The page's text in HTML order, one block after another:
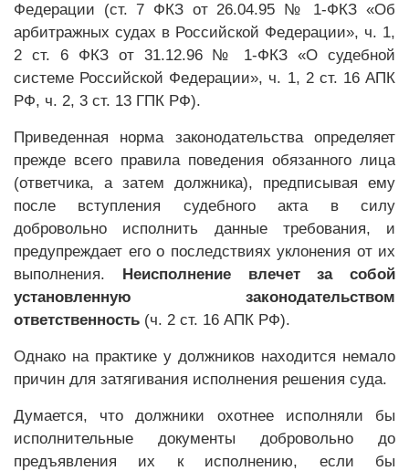
Федерации (ст. 7 ФКЗ от 26.04.95 № 1-ФКЗ «Об
арбитражных судах в Российской Федерации», ч. 1,
2 ст. 6 ФКЗ от 31.12.96 № 1-ФКЗ «О судебной
системе Российской Федерации», ч. 1, 2 ст. 16 АПК
РФ, ч. 2, 3 ст. 13 ГПК РФ).
Приведенная норма законодательства определяет
прежде всего правила поведения обязанного лица
(ответчика, а затем должника), предписывая ему
после вступления судебного акта в силу
добровольно исполнить данные требования, и
предупреждает его о последствиях уклонения от их
выполнения. Неисполнение влечет за собой
установленную законодательством
ответственность (ч. 2 ст. 16 АПК РФ).
Однако на практике у должников находится немало
причин для затягивания исполнения решения суда.
Думается, что должники охотнее исполняли бы
исполнительные документы добровольно до
предъявления их к исполнению, если бы